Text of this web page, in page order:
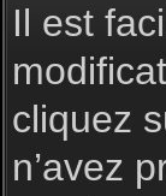
Il est
cliquez
n’avez